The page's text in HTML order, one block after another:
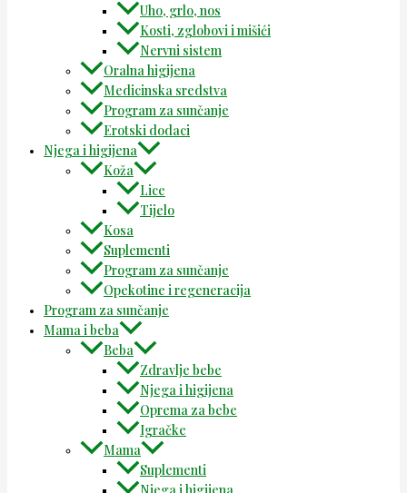
Uho, grlo, nos
Kosti, zglobovi i mišići
Nervni sistem
Oralna higijena
Medicinska sredstva
Program za sunčanje
Erotski dodaci
Njega i higijena
Koža
Lice
Tijelo
Kosa
Suplementi
Program za sunčanje
Opekotine i regeneracija
Program za sunčanje
Mama i beba
Beba
Zdravlje bebe
Njega i higijena
Oprema za bebe
Igračke
Mama
Suplementi